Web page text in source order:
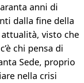
anni di
dalla fine della
attualità, visto che
chi pensa di
Sede, proprio
nella crisi